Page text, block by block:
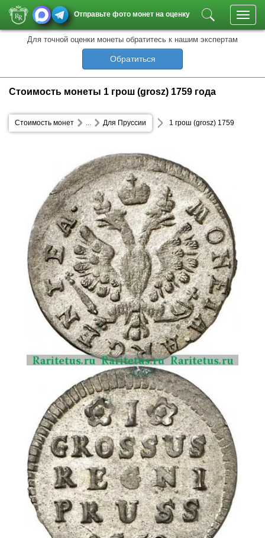
Отправьте фото монет на оценку
Для точной оценки монеты обратитесь к нашим экспертам
Обратиться
Стоимость монеты 1 грош (grosz) 1759 года
Стоимость монет Для Пруссии
... 1 грош (grosz) 1759